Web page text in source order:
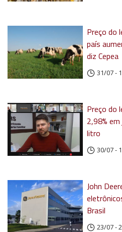
Preço do
país
diz Cepea
31/07 -
Preço do
2,98%
litro
30/07 -
John
Brasil
23/07 -